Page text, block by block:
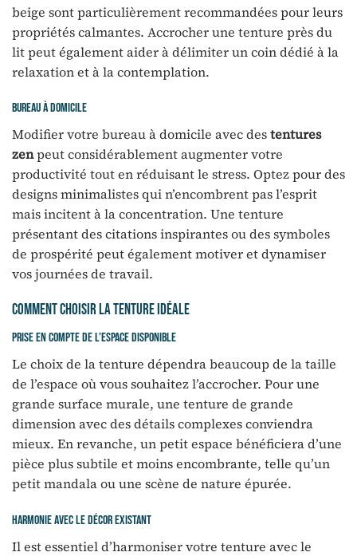
beige sont particulièrement recommandées pour leurs
propriétés calmantes. Accrocher une tenture près du
lit peut également aider à délimiter un coin dédié à la
relaxation et à la contemplation.
Bureau à domicile
Modifier votre bureau à domicile avec destentures
zenpeut considérablement augmenter votre
productivité tout en réduisant le stress. Optez pour des
designs minimalistes qui n’encombrent pas l’esprit
mais incitent à la concentration. Une tenture
présentant des citations inspirantes ou des symboles
de prospérité peut également motiver et dynamiser
vos journées de travail.
Comment choisir la tenture idéale
Prise en compte de l’espace disponible
Le choix de la tenture dépendra beaucoup de la taille
de l’espace où vous souhaitez l’accrocher. Pour une
grande surface murale, une tenture de grande
dimension avec des détails complexes conviendra
mieux. En revanche, un petit espace bénéficiera d’une
pièce plus subtile et moins encombrante, telle qu’un
petit mandala ou une scène de nature épurée.
Harmonie avec le décor existant
Il est essentiel d’harmoniser votre tenture avec le